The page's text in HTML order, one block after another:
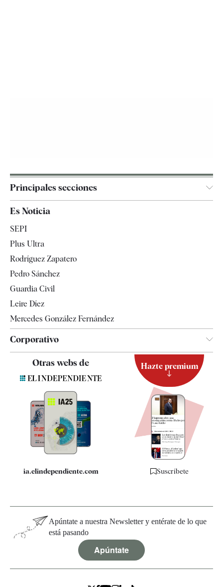
Principales secciones
España
Televisión
Es Noticia
SEPI
Plus Ultra
Rodríguez Zapatero
Pedro Sánchez
Guardia Civil
Leire Díez
Mercedes González Fernández
Corporativo
Contacto
Quiénes somos
Especificaciones
Otras webs de
ia.elindependiente.com
Hazte premium
Suscríbete
Apúntate a nuestra Newsletter y entérate de lo que
está pasando
Apúntate